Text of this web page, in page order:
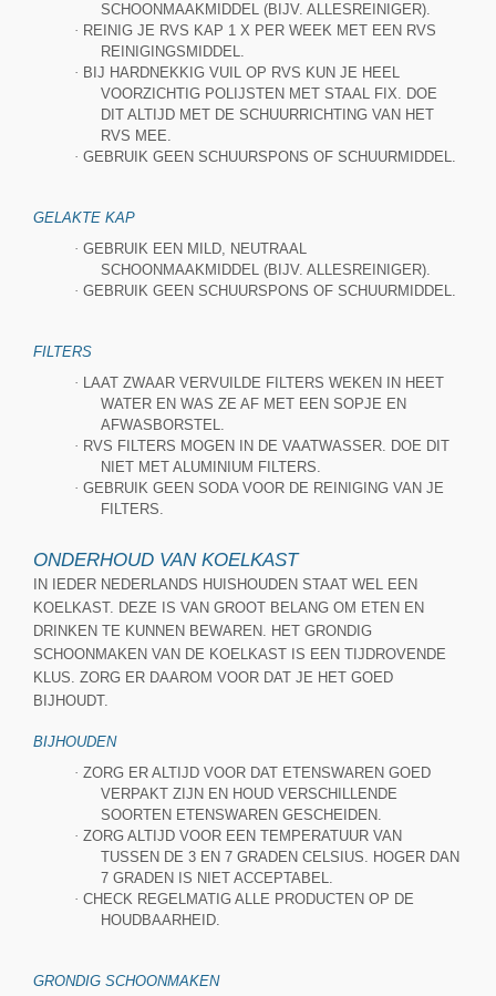
SCHOONMAAKMIDDEL (BIJV. ALLESREINIGER).
· REINIG JE RVS KAP 1 X PER WEEK MET EEN RVS
REINIGINGSMIDDEL.
· BIJ HARDNEKKIG VUIL OP RVS KUN JE HEEL
VOORZICHTIG POLIJSTEN MET STAAL FIX. DOE
DIT ALTIJD MET DE SCHUURRICHTING VAN HET
RVS MEE.
· GEBRUIK GEEN SCHUURSPONS OF SCHUURMIDDEL.
GELAKTE KAP
· GEBRUIK EEN MILD, NEUTRAAL
SCHOONMAAKMIDDEL (BIJV. ALLESREINIGER).
· GEBRUIK GEEN SCHUURSPONS OF SCHUURMIDDEL.
FILTERS
· LAAT ZWAAR VERVUILDE FILTERS WEKEN IN HEET
WATER EN WAS ZE AF MET EEN SOPJE EN
AFWASBORSTEL.
· RVS FILTERS MOGEN IN DE VAATWASSER. DOE DIT
NIET MET ALUMINIUM FILTERS.
· GEBRUIK GEEN SODA VOOR DE REINIGING VAN JE
FILTERS.
ONDERHOUD VAN KOELKAST
IN IEDER NEDERLANDS HUISHOUDEN STAAT WEL EEN
KOELKAST. DEZE IS VAN GROOT BELANG OM ETEN EN
DRINKEN TE KUNNEN BEWAREN. HET GRONDIG
SCHOONMAKEN VAN DE KOELKAST IS EEN TIJDROVENDE
KLUS. ZORG ER DAAROM VOOR DAT JE HET GOED
BIJHOUDT.
BIJHOUDEN
· ZORG ER ALTIJD VOOR DAT ETENSWAREN GOED
VERPAKT ZIJN EN HOUD VERSCHILLENDE
SOORTEN ETENSWAREN GESCHEIDEN.
· ZORG ALTIJD VOOR EEN TEMPERATUUR VAN
TUSSEN DE 3 EN 7 GRADEN CELSIUS. HOGER DAN
7 GRADEN IS NIET ACCEPTABEL.
· CHECK REGELMATIG ALLE PRODUCTEN OP DE
HOUDBAARHEID.
GRONDIG SCHOONMAKEN